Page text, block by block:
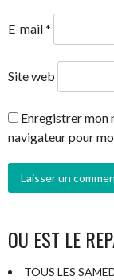
E-mail*
Site web
Enregistrer mon
navigateur pour
OU EST LE
TOUS LES